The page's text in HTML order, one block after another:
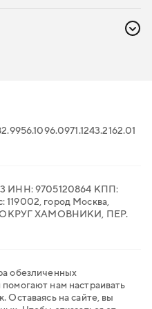
56.1096.0971.1243.2162.01
ИНН: 9705120864 КПП:
119002, город Москва,
ХАМОВНИКИ, ПЕР.
обезличенных
нам настраивать
Оставаясь на сайте, вы